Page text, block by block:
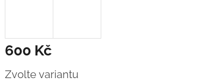
600 Kč
cena:
Zvolte variantu